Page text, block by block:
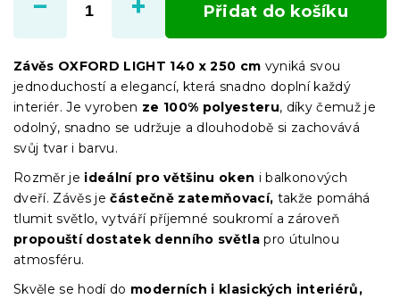
Přidat do košíku
Závěs OXFORD LIGHT 140 x 250 cm vyniká svou
jednoduchostí a elegancí, která snadno doplní každý
interiér. Je vyroben ze 100% polyesteru, díky čemuž je
odolný, snadno se udržuje a dlouhodobě si zachovává
svůj tvar i barvu.
Rozměr je ideální pro většinu oken i balkonových
dveří. Závěs ječástečně zatemňovací, takže pomáhá
tlumit světlo, vytváří příjemné soukromí a zároveň
propouští dostatek denního světla pro útulnou
atmosféru.
Skvěle se hodí do moderních i klasických interiérů,